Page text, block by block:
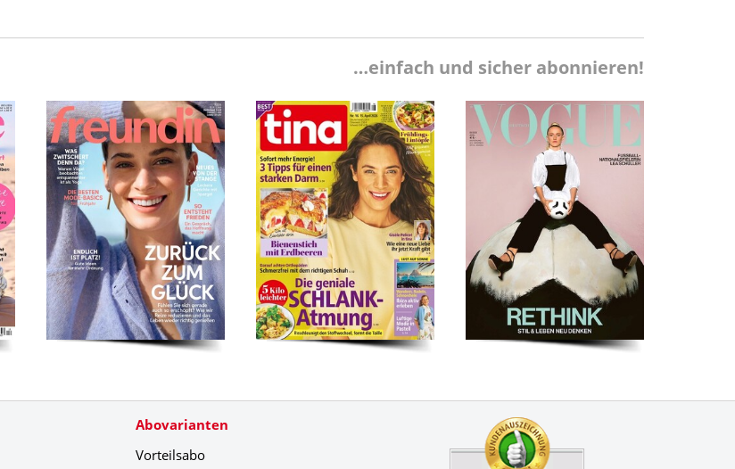
…einfach und sicher abonnieren!
Abovarianten
Vorteilsabo